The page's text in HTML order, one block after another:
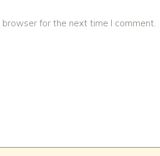
for the next time I comment.